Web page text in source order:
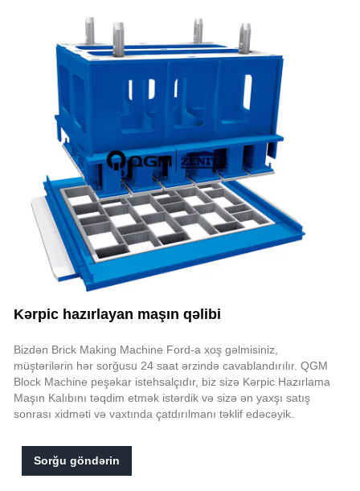
Kərpic hazırlayan maşın qəlibi
Bizdən Brick Making Machine Ford-a xoş gəlmisiniz,
müştərilərin hər sorğusu 24 saat ərzində cavablandırılır. QGM
Block Machine peşəkar istehsalçıdır, biz sizə Kərpic Hazırlama
Maşın Kalıbını təqdim etmək istərdik və sizə ən yaxşı satış
sonrası xidməti və vaxtında çatdırılmanı təklif edəcəyik.
Sorğu göndərin